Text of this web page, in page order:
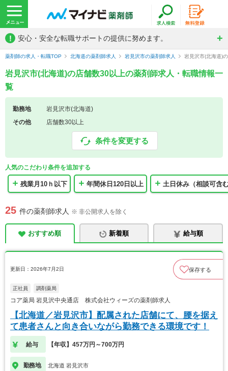
! 安心・安全な転職サポートの提供に努めます。
薬剤師の求人・転職TOP 北海道の薬剤師求人 岩見沢市の薬剤師求人 岩見沢市(北海道)
岩見沢市(北海道)の店舗数30以上の薬剤師求人・転職情報一
覧
勤務地
岩見沢市(北海道)
その他
店舗数30以上
条件を変更する
人気のこだわり条件を追加する
残業月10ｈ以下 年間休日120日以上 土日休み（相談可含
25 件の薬剤師求人 ※ 非公開求人を除く
おすすめ順 新着順 給与順
更新日：2026年7月2日 保存する
正社員 調剤薬局
コア薬局 岩見沢中央通店 株式会社ウィーズの薬剤師求人
【北海道／岩見沢市】配属された店舗にて、腰を据え
て患者さんと向き合いながら勤務できる環境です！
給与 【年収】457万円～700万円
勤務地 北海道 岩見沢市